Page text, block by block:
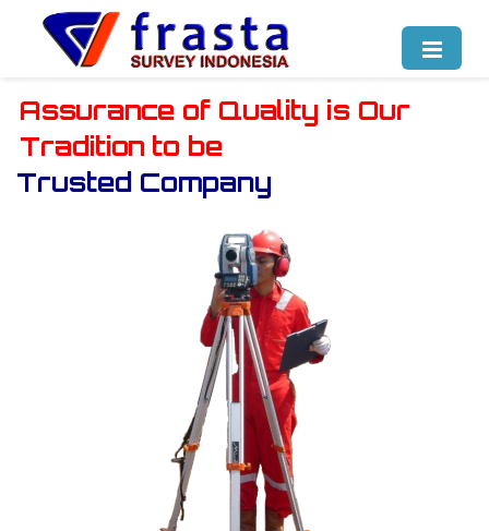
Assurance of Quality is Our
Tradition to be
Trusted Company